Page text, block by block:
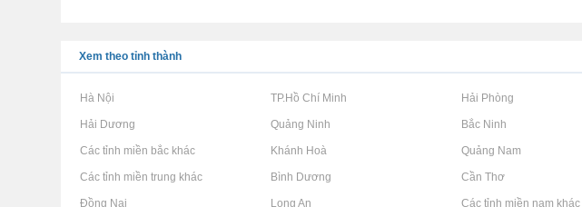
Xem theo tỉnh thành
Rao vặt tại Hà Nội Rao vặt tại TP.Hồ Chí Minh Rao vặt tại Hải Phòng
Rao vặt tại Hải Dương Rao vặt tại Quảng Ninh Rao vặt tại Bắc Ninh
Rao vặt tại Các tỉnh miền bắc khác Rao vặt tại Khánh Hoà Rao vặt tại Quảng Nam
Rao vặt tại Các tỉnh miền trung khác Rao vặt tại Bình Dương Rao vặt tại Cần Thơ
Rao vặt tại Đồng Nai Rao vặt tại Long An Rao vặt tại Các tỉnh miền nam khác